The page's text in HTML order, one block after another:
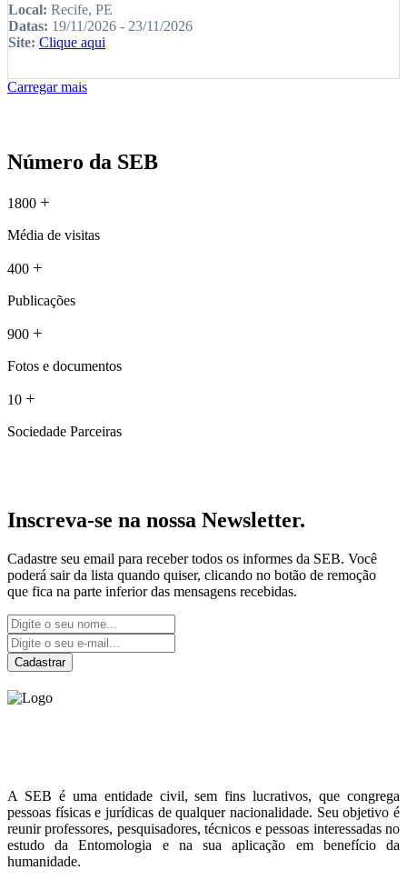
Local: Recife, PE
Datas: 19/11/2026 - 23/11/2026
Site: Clique aqui
Carregar mais
Número da SEB
1800 +
Média de visitas
400 +
Publicações
900 +
Fotos e documentos
10 +
Sociedade Parceiras
Inscreva-se na nossa Newsletter.
Cadastre seu email para receber todos os informes da SEB. Você
poderá sair da lista quando quiser, clicando no botão de remoção
que fica na parte inferior das mensagens recebidas.
Cadastrar
A SEB é uma entidade civil, sem fins lucrativos, que congrega
pessoas físicas e jurídicas de qualquer nacionalidade. Seu objetivo é
reunir professores, pesquisadores, técnicos e pessoas interessadas no
estudo da Entomologia e na sua aplicação em benefício da
humanidade.